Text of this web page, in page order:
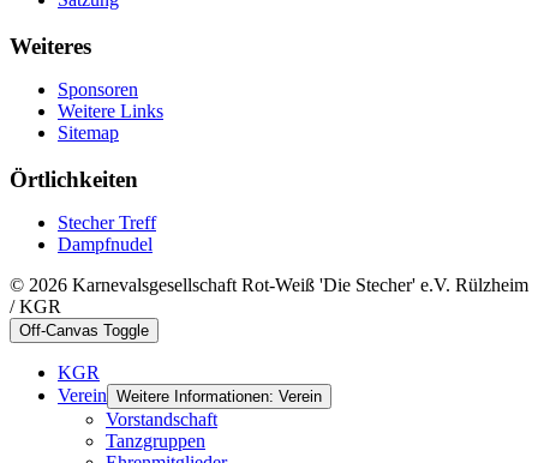
Weiteres
Sponsoren
Weitere Links
Sitemap
Örtlichkeiten
Stecher Treff
Dampfnudel
© 2026 Karnevalsgesellschaft Rot-Weiß 'Die Stecher' e.V. Rülzheim
/ KGR
Off-Canvas Toggle
KGR
Verein Weitere Informationen: Verein
Vorstandschaft
Tanzgruppen